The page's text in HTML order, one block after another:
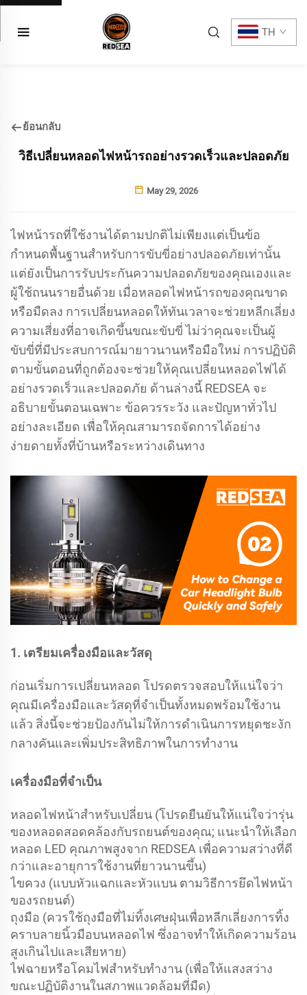
TH
ย้อนกลับ
วิธีเปลี่ยนหลอดไฟหน้ารถอย่างรวดเร็วและปลอดภัย
May 29, 2026
ไฟหน้ารถที่ใช้งานได้ตามปกติไม่เพียงแต่เป็นข้อ
กำหนดพื้นฐานสำหรับการขับขี่อย่างปลอดภัยเท่านั้น
แต่ยังเป็นการรับประกันความปลอดภัยของคุณเองและ
ผู้ใช้ถนนรายอื่นด้วย เมื่อหลอดไฟหน้ารถของคุณขาด
หรือมืดลง การเปลี่ยนหลอดให้ทันเวลาจะช่วยหลีกเลี่ยง
ความเสี่ยงที่อาจเกิดขึ้นขณะขับขี่ ไม่ว่าคุณจะเป็นผู้
ขับขี่ที่มีประสบการณ์มายาวนานหรือมือใหม่ การปฏิบัติ
ตามขั้นตอนที่ถูกต้องจะช่วยให้คุณเปลี่ยนหลอดไฟได้
อย่างรวดเร็วและปลอดภัย ด้านล่างนี้ REDSEA จะ
อธิบายขั้นตอนเฉพาะ ข้อควรระวัง และปัญหาทั่วไป
อย่างละเอียด เพื่อให้คุณสามารถจัดการได้อย่าง
ง่ายดายทั้งที่บ้านหรือระหว่างเดินทาง
1. เตรียมเครื่องมือและวัสดุ
ก่อนเริ่มการเปลี่ยนหลอด โปรดตรวจสอบให้แน่ใจว่า
คุณมีเครื่องมือและวัสดุที่จำเป็นทั้งหมดพร้อมใช้งาน
แล้ว สิ่งนี้จะช่วยป้องกันไม่ให้การดำเนินการหยุดชะงัก
กลางคันและเพิ่มประสิทธิภาพในการทำงาน
เครื่องมือที่จำเป็น
หลอดไฟหน้าสำหรับเปลี่ยน (โปรดยืนยันให้แน่ใจว่ารุ่น
ของหลอดสอดคล้องกับรถยนต์ของคุณ; แนะนำให้เลือก
หลอด LED คุณภาพสูงจาก REDSEA เพื่อความสว่างที่ดี
กว่าและอายุการใช้งานที่ยาวนานขึ้น)
ไขควง (แบบหัวแฉกและหัวแบน ตามวิธีการยึดไฟหน้า
ของรถยนต์)
ถุงมือ (ควรใช้ถุงมือที่ไม่ทิ้งเศษฝุ่นเพื่อหลีกเลี่ยงการทิ้ง
คราบลายนิ้วมือบนหลอดไฟ ซึ่งอาจทำให้เกิดความร้อน
สูงเกินไปและเสียหาย)
ไฟฉายหรือโคมไฟสำหรับทำงาน (เพื่อให้แสงสว่าง
ขณะปฏิบัติงานในสภาพแวดล้อมที่มืด)